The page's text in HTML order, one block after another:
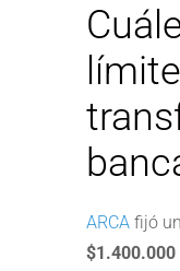
ARCA fijó un
$1.400.000